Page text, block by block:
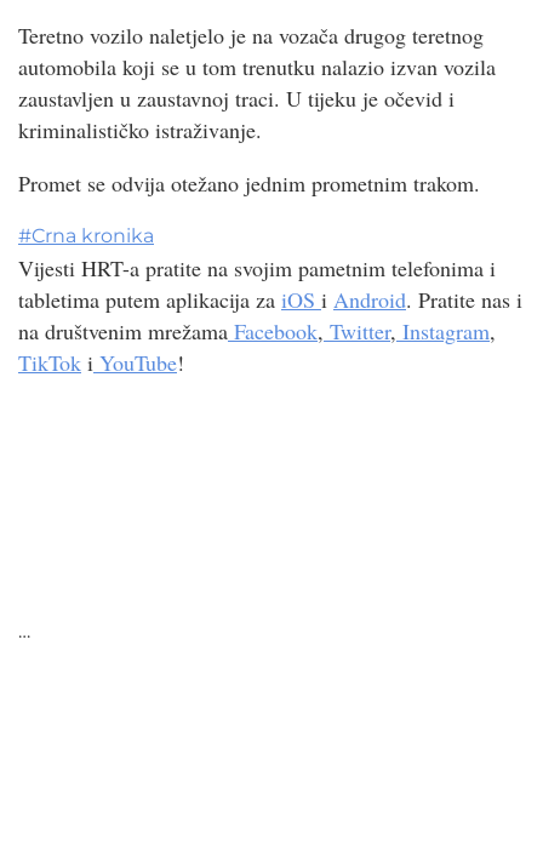
Teretno vozilo naletjelo je na vozača drugog teretnog
automobila koji se u tom trenutku nalazio izvan vozila
zaustavljen u zaustavnoj traci. U tijeku je očevid i
kriminalističko istraživanje.
Promet se odvija otežano jednim prometnim trakom.
#Crna kronika
Vijesti HRT-a pratite na svojim pametnim telefonima i
tabletima putem aplikacija za iOS i Android. Pratite nas i
na društvenim mrežama Facebook, Twitter, Instagram,
TikTok i YouTube!
…